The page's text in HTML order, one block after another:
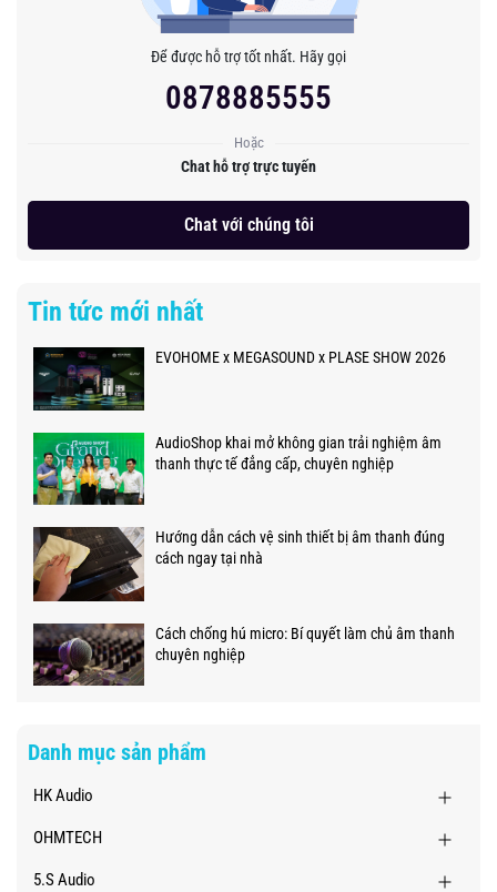
Để được hỗ trợ tốt nhất. Hãy gọi
0878885555
Hoặc
Chat hỗ trợ trực tuyến
Chat với chúng tôi
Tin tức mới nhất
EVOHOME x MEGASOUND x PLASE SHOW 2026
AudioShop khai mở không gian trải nghiệm âm
thanh thực tế đẳng cấp, chuyên nghiệp
Hướng dẫn cách vệ sinh thiết bị âm thanh đúng
cách ngay tại nhà
Cách chống hú micro: Bí quyết làm chủ âm thanh
chuyên nghiệp
Danh mục sản phẩm
HK Audio
OHMTECH
5.S Audio